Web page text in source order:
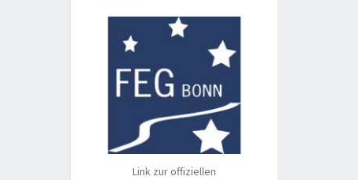
Link zur offiziellen